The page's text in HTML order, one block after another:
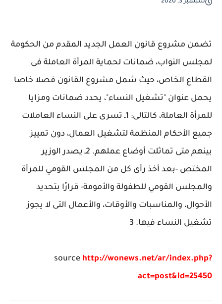
سبتمبر 3, 2020
تضمن مشروع قانون العمل الجديد المقدم من الحكومة
لمجلس النواب، ضمانات لحماية المرأة العاملة فى
القطاع الخاص، حيث شمل مشروع القانون فصلا خاصا
يحمل عنوان "تشغيل النساء"، يحدد ضمانات ومزايا
للمرأة العاملة، كالتالى: 1ـ تسرى على النساء العاملات
جميع الأحكام المنظمة لتشغيل العمال، دون تمييز
بينهم متى تماثلت أوضاع عملهم. 2ـ يصدر الوزير
المختص -بعد أخذ رأى كل من المجلس القومي للمرأة
والمجلس القومي للطفولة والأمومة- قرارًا بتحديد
الأحوال، والمناسبات والأوقات، والأعمال التى لا يجوز
تشغيل النساء فيها. 3
source http://wonews.net/ar/index.php?
act=post&id=25450